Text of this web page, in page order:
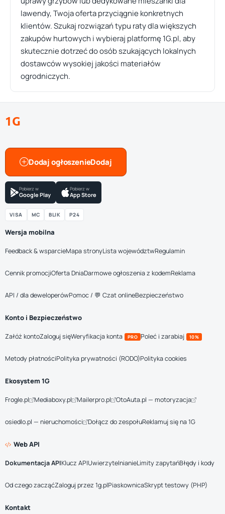
lawendy, Twoja oferta przyciągnie konkretnych
klientów. Szukaj rozwiązań typu raty dla większych
zakupów hurtowych i wybieraj platformę 1G.pl, aby
skutecznie dotrzeć do osób szukających lokalnych
dostawców wysokiej jakości materiałów
ogrodniczych.
1G
Dodaj ogłoszenie
Pobierz w
Google Play
Pobierz w
App Store
VISA MC BLIK P24
Wersja mobilna
Feedback & wsparcieMapa stronyLista województwRegulamin
Cennik promocjiOferta DniaDarmowe ogłoszenia z kodemReklama
API / dla deweloperówPomoc / 💬 Czat onlineBezpieczeństwo
Konto i Bezpieczeństwo
Załóż kontoZaloguj sięWeryfikacja konta PRO Poleć i zarabiaj 10%
Metody płatnościPolityka prywatności (RODO)Polityka cookies
Ekosystem 1G
Frogle.pl Mediaboxy.pl Mailerpro.pl OtoAuta.pl — motoryzacja
osiedlo.pl — nieruchomości Dołącz do zespołuReklamuj się na 1G
Web API
Dokumentacja APIKlucz APIUwierzytelnianieLimity zapytańBłędy i kody
Od czego zacząćZaloguj przez 1g.plPiaskownicaSkrypt testowy (PHP)
Kontakt